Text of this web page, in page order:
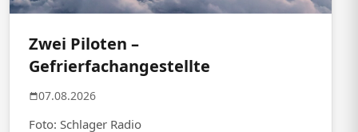
Zwei Piloten –
Gefrierfachangestellte
07.08.2026
Foto: Schlager Radio